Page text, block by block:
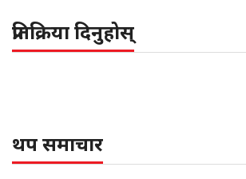
प्रतिक्रिया दिनुहोस्
थप समाचार